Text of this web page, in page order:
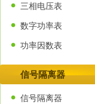
三相电压表
数字功率表
功率因数表
信号隔离器
信号隔离器